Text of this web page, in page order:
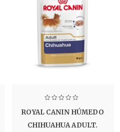
ROYAL CANIN HÚMEDO
CHIHUAHUA ADULT.